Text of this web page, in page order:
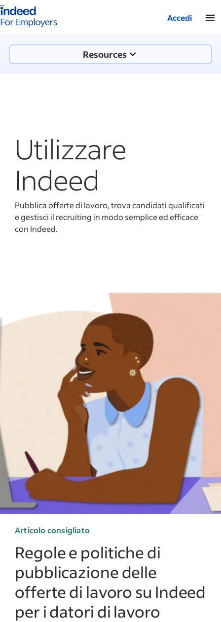
iniziale di Indeed aziende
Accedi
Resources
Utilizzare
Indeed
Pubblica offerte di lavoro, trova candidati qualificati
e gestisci il recruiting in modo semplice ed efficace
con Indeed.
Articolo consigliato
Regole e politiche di
pubblicazione delle
offerte di lavoro su Indeed
per i datori di lavoro